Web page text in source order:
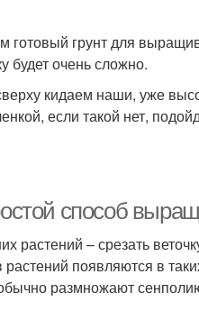
готовый грунт для
будет очень сложно.
кидаем наши, уже
если такой нет,
способ
– срезать
появляются в
размножают